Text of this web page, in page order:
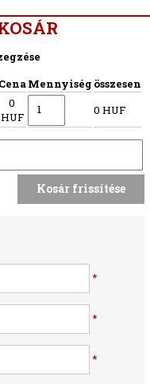
CenaMennyiség összesen
0
HUF
0 HUF
*
*
*